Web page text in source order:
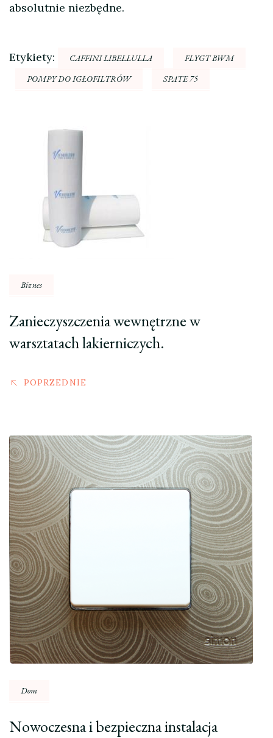
absolutnie niezbędne.
Etykiety: CAFFINI LIBELLULLA
FLYGT BWM
POMPY DO IGŁOFILTRÓW
SPATE 75
Nawigacja
wpisu
Biznes
Zanieczyszczenia wewnętrzne w
warsztatach lakierniczych.
POPRZEDNIE
Dom
Nowoczesna i bezpieczna instalacja